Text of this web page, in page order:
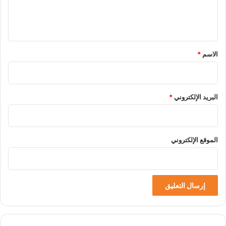
*
الاسم *
البريد الإلكتروني*
الموقع الإلكتروني